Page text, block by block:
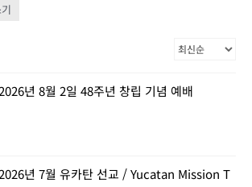
년 8월 2일 48주년 창립 기념 예배
년 7월 유카탄 선교 / Yucatan Mission T